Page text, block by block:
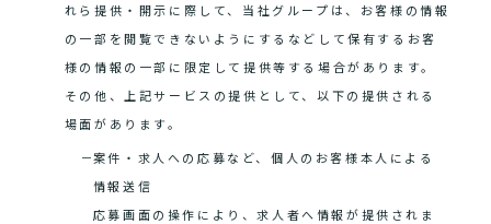
れら提供・開示に際して、当社グループは、お客様の情報
の一部を閲覧できないようにするなどして保有するお客
様の情報の一部に限定して提供等する場合があります。
その他、上記サービスの提供として、以下の提供される
場面があります。
案件・求人への応募など、個人のお客様本人による
情報送信
応募画面の操作により、求人者へ情報が提供されま